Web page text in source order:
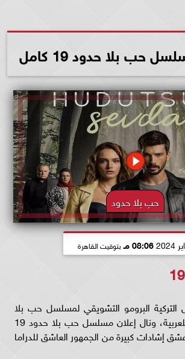
حب بلا حدود 19 كامل
حب بلا حدود
08:06 مـ بتوقيت القاهرة
البرومو التشويقي لمسلسل حب بلا
حدود 19 مترجمة للعربية، ونال إعلان مسلسل حب بلا حدود 19
إشادات كبيرة من الجمهور العاشق للدراما